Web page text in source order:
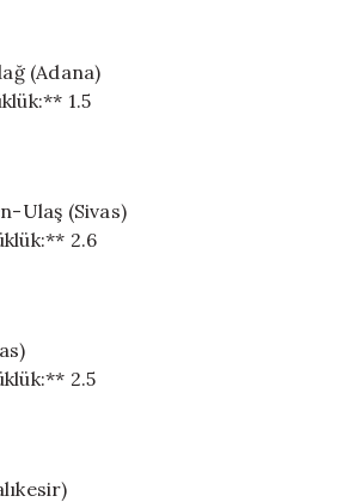
(Adana)
1.5
Ulaş (Sivas)
2.6
2.5